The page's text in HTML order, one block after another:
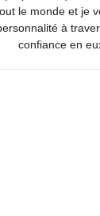
le monde et je
à
confiance en